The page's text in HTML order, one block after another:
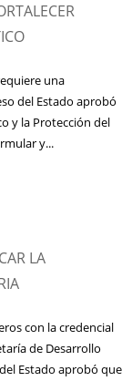
una
del Estado aprobó
y la Protección del
y...
LA
con la credencial
de Desarrollo
Estado aprobó que